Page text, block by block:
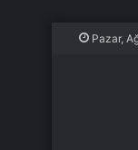
Pazar,